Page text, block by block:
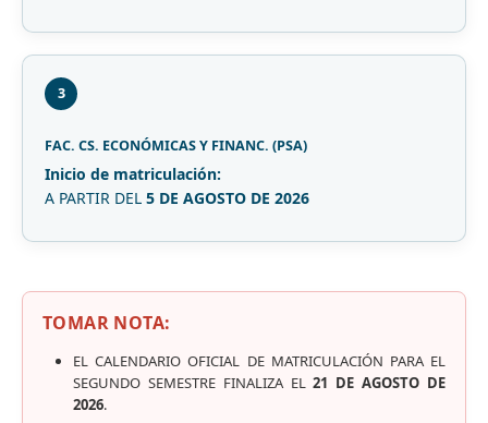
3
FAC. CS. ECONÓMICAS Y FINANC. (PSA)
Inicio de matriculación:
A PARTIR DEL 5 DE AGOSTO DE 2026
TOMAR NOTA:
EL CALENDARIO OFICIAL DE MATRICULACIÓN PARA EL
SEGUNDO SEMESTRE FINALIZA EL21 DE AGOSTO DE
2026.